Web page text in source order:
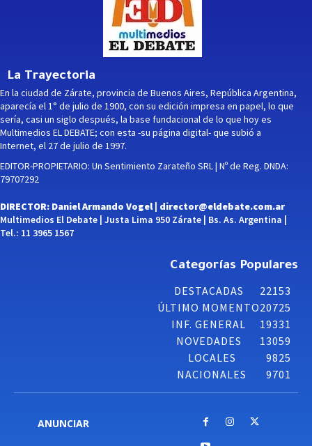
La Trayectoria
En la ciudad de Zárate, provincia de Buenos Aires, República Argentina,
aparecía el 1° de julio de 1900, con su edición impresa en papel, lo que
sería, casi un siglo después, la base fundacional de lo que hoy es
Multimedios EL DEBATE; con esta -su página digital- que subió a
Internet, el 27 de julio de 1997.
EDITOR-PROPIETARIO: Un Sentimiento Zarateño SRL | Nº de Reg. DNDA:
79707292
DIRECTOR: Daniel Armando Vogel | director@eldebate.com.ar
Multimedios El Debate | Justa Lima 950 Zárate | Bs. As. Argentina |
Tel.: 11 3965 1567
Categorías Populares
DESTACADAS
22153
ÚLTIMO MOMENTO20725
INF. GENERAL
19331
NOVEDADES
13059
LOCALES
9825
NACIONALES
9701
ANUNCIAR